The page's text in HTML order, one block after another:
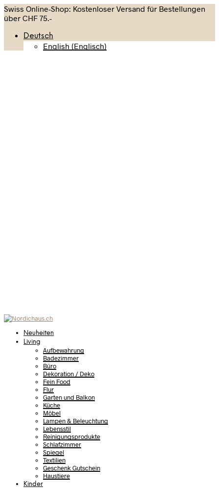
Swiss Online-Shop: Kostenloser Versand für Bestellungen
über CHF 75.-
Deutsch
English (Englisch)
Neuheiten
Living
Aufbewahrung
Badezimmer
Büro
Dekoration / Deko
Fein Food
Flur
Garten und Balkon
Küche
Möbel
Lampen & Beleuchtung
Lebensstil
Reinigungsprodukte
Schlafzimmer
Spiegel
Textilien
Geschenk Gutschein
Haustiere
Kinder